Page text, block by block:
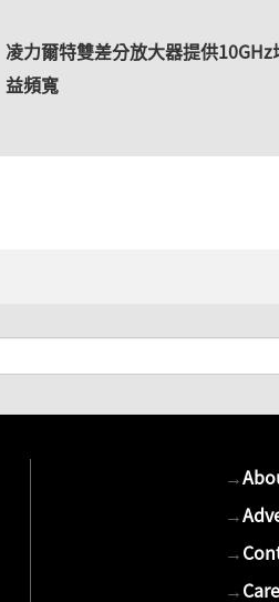
凌力爾特雙差分放大器提供10GHz
益頻寬
→
→
→
→